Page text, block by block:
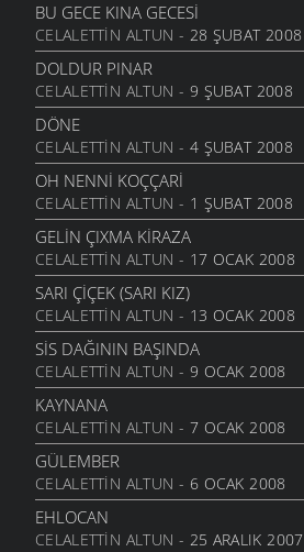
BU GECE KINA GECESI
CELALETTIN ALTUN - 28 ŞUBAT 2008
DOLDUR PINAR
CELALETTIN ALTUN - 9 ŞUBAT 2008
DÖNE
CELALETTIN ALTUN - 4 ŞUBAT 2008
OH NENNI KOÇÇARI
CELALETTIN ALTUN - 1 ŞUBAT 2008
GELIN ÇIXMA KIRAZA
CELALETTIN ALTUN - 17 OCAK 2008
SARI ÇIÇEK (SARI KIZ)
CELALETTIN ALTUN - 13 OCAK 2008
SIS DAĞININ BAŞINDA
CELALETTIN ALTUN - 9 OCAK 2008
KAYNANA
CELALETTIN ALTUN - 7 OCAK 2008
GÜLEMBER
CELALETTIN ALTUN - 6 OCAK 2008
EHLOCAN
CELALETTIN ALTUN - 25 ARALIK 2007